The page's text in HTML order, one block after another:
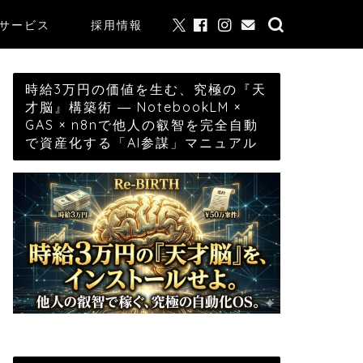
ービス 採用情報
時給3万円の価値を生む、究極の『天
才脳』構築術 ― NotebookLM ×
GAS × n8nで他人の叡智を完全自動
で資産化する「AI参謀」マニュアル